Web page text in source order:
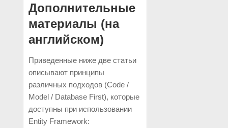
Дополнительные
материалы (на
английском)
Приведенные ниже две статьи
описывают принципы
различных подходов (Code /
Model / Database First), которые
доступны при использовании
Entity Framework: